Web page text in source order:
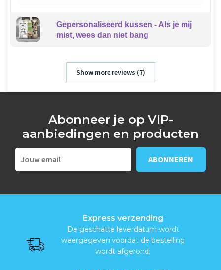
Gepersonaliseerd kussen - Als je mij
mist, wees dan niet bang
Show more reviews (7)
Abonneer je op VIP-
aanbiedingen en producten
Express verzending
De geschatte leverdatum wordt
weergegeven voordat de bestelling
wordt afgerond.